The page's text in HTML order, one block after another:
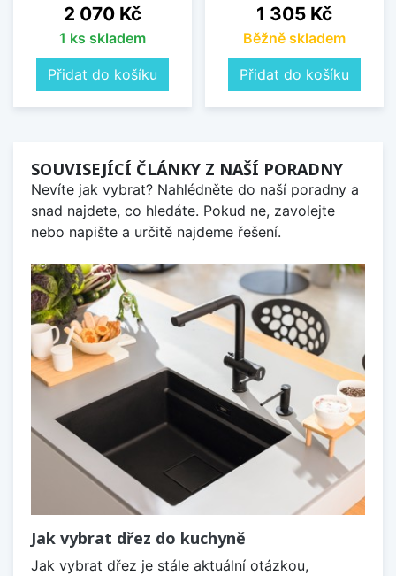
Cena
2 070 Kč
1 ks skladem
Přidat do košíku
Cena
1 305 Kč
Běžně skladem
Přidat do košíku
SOUVISEJÍCÍ ČLÁNKY Z NAŠÍ PORADNY
Nevíte jak vybrat? Nahlédněte do naší poradny a
snad najdete, co hledáte. Pokud ne, zavolejte
nebo napište a určitě najdeme řešení.
Jak vybrat dřez do kuchyně
Jak vybrat dřez je stále aktuální otázkou,